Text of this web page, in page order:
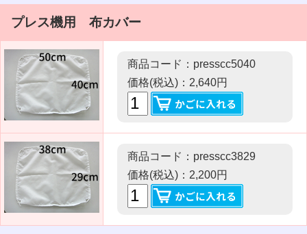
プレス機用 布カバー
商品コード：presscc5040
価格(税込)：2,640円
商品コード：presscc3829
価格(税込)：2,200円